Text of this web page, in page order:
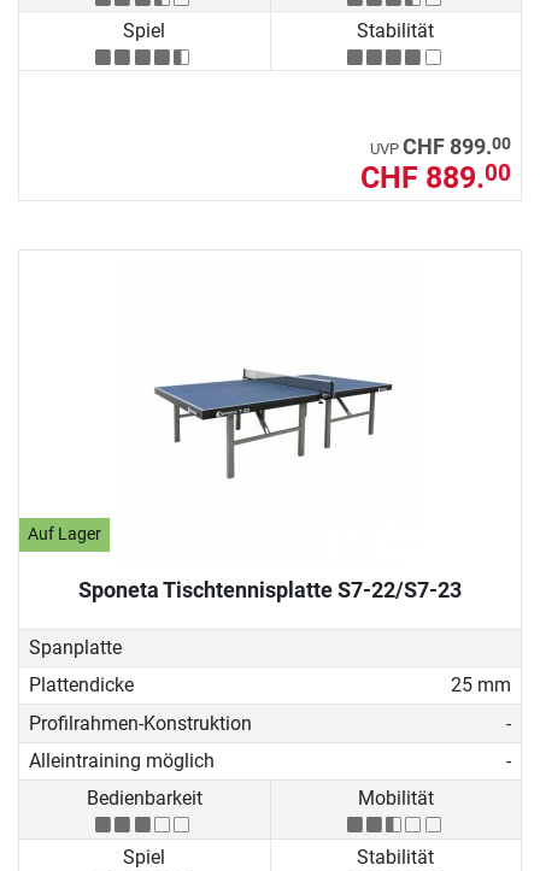
Spiel Stabilität
UVP CHF 899.00
CHF 889.00
Auf Lager
Sponeta Tischtennisplatte S7-22/S7-23
Spanplatte
Plattendicke
25 mm
Profilrahmen-Konstruktion
-
Alleintraining möglich
-
Bedienbarkeit
Mobilität
Spiel Stabilität